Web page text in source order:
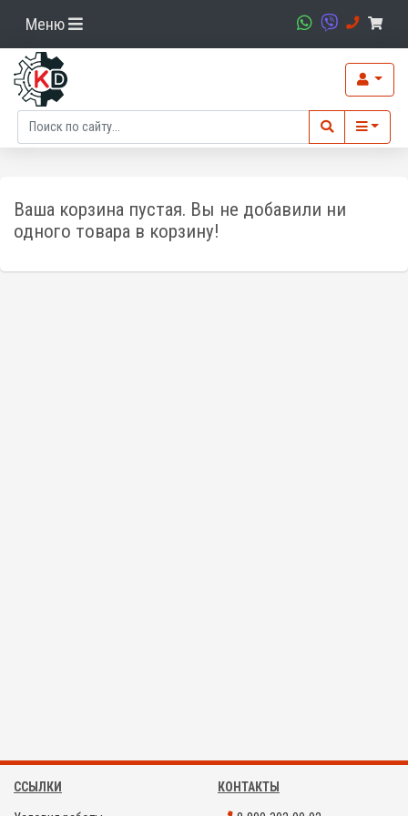
Меню
Ваша корзина пустая. Вы не добавили ни
одного товара в корзину!
ССЫЛКИ КОНТАКТЫ